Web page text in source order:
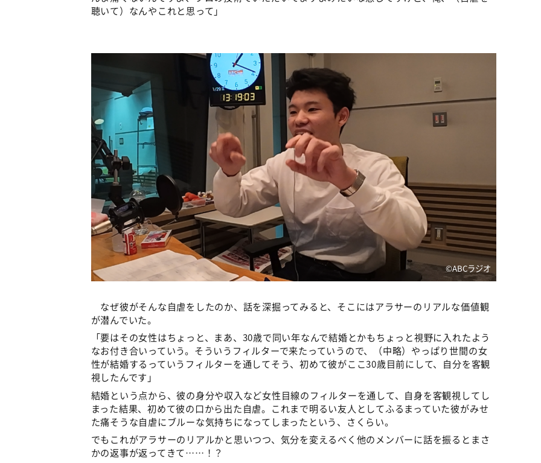
聴いて）なんやこれと思って」
©️ABCラジオ
なぜ彼がそんな自虐をしたのか、話を深掘ってみると、そこにはアラサーのリアルな価値観
が潜んでいた。
「要はその女性はちょっと、まあ、30歳で同い年なんで結婚とかもちょっと視野に入れたよう
なお付き合いっていう。そういうフィルターで来たっていうので、（中略）やっぱり世間の女
性が結婚するっていうフィルターを通してそう、初めて彼がここ30歳目前にして、自分を客観
視したんです」
結婚という点から、彼の身分や収入など女性目線のフィルターを通して、自身を客観視してし
まった結果、初めて彼の口から出た自虐。これまで明るい友人としてふるまっていた彼がみせ
た痛そうな自虐にブルーな気持ちになってしまったという、さくらい。
でもこれがアラサーのリアルかと思いつつ、気分を変えるべく他のメンバーに話を振るとまさ
かの返事が返ってきて……！？